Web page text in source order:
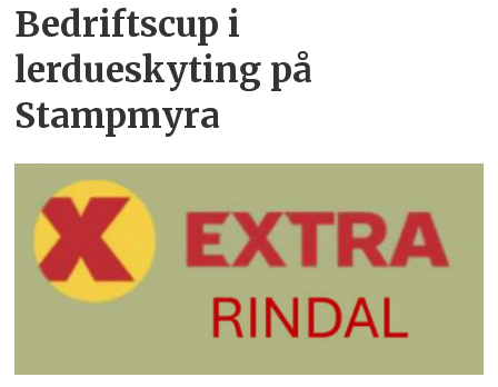
Bedriftscup i
lerdueskyting på
Stampmyra